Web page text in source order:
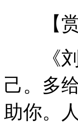
【赏
《刘
己。多
助你。